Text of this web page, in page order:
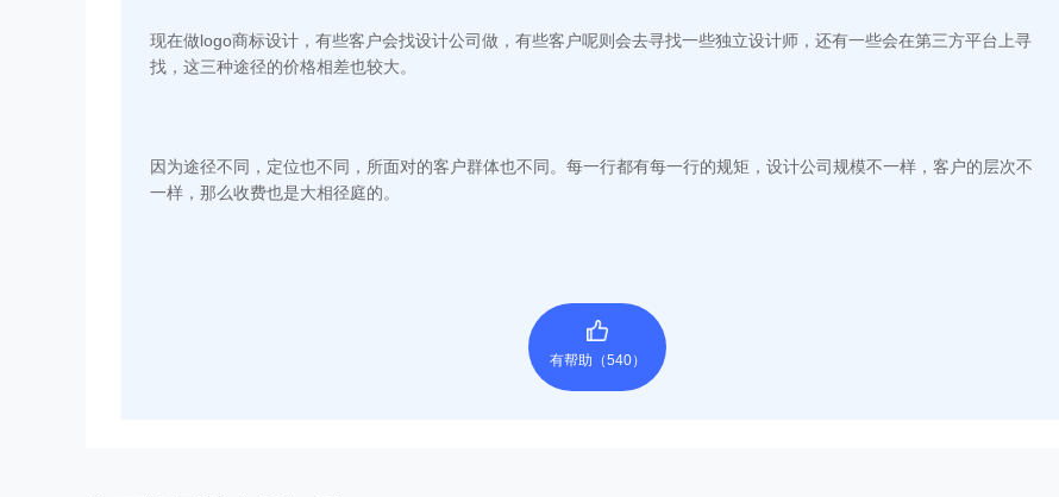
现在做logo商标设计，有些客户会找设计公司做，有些客户呢则会去寻找一些独立设计师，还有一些会在第三方平台上寻
找，这三种途径的价格相差也较大。
因为途径不同，定位也不同，所面对的客户群体也不同。每一行都有每一行的规矩，设计公司规模不一样，客户的层次不
一样，那么收费也是大相径庭的。
有帮助（540）